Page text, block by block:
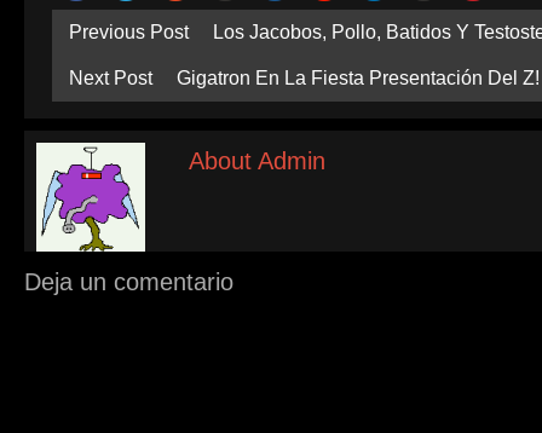
Previous Post Los Jacobos, Pollo, Batidos Y
Next Post Gigatron En La Fiesta Presentación Del
About Admin
Deja un comentario